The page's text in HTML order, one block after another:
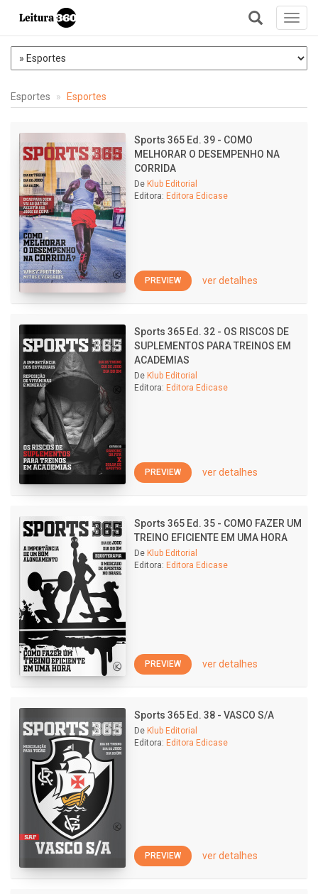
+
Esportes Esportes
Sports 365 Ed. 39 - COMO
MELHORAR O DESEMPENHO NA
CORRIDA
De Klub Editorial
Editora: Editora Edicase
PREVIEW ver detalhes
Sports 365 Ed. 32 - OS RISCOS DE
SUPLEMENTOS PARA TREINOS EM
ACADEMIAS
De Klub Editorial
Editora: Editora Edicase
PREVIEW ver detalhes
Sports 365 Ed. 35 - COMO FAZER UM
TREINO EFICIENTE EM UMA HORA
De Klub Editorial
Editora: Editora Edicase
PREVIEW ver detalhes
Sports 365 Ed. 38 - VASCO S/A
De Klub Editorial
Editora: Editora Edicase
PREVIEW ver detalhes